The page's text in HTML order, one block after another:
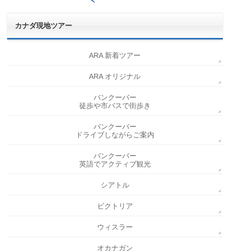
カナダ現地ツアー
ARA 新着ツアー
ARA オリジナル
バンクーバー
徒歩や市バスで街歩き
バンクーバー
ドライブしながらご案内
バンクーバー
英語でアクティブ観光
シアトル
ビクトリア
ウィスラー
オカナガン